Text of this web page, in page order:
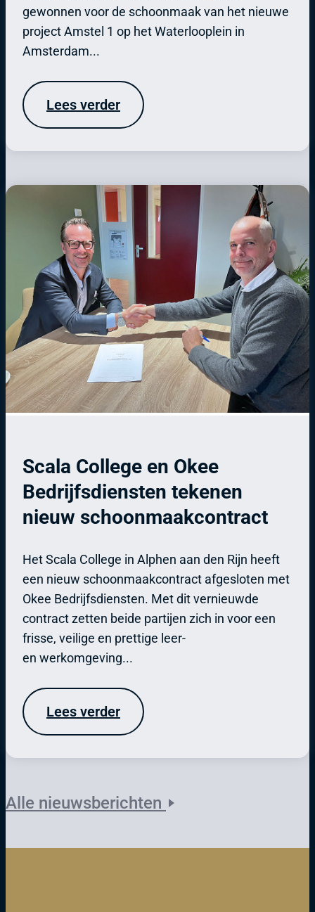
gewonnen voor de schoonmaak van het nieuwe
project Amstel 1 op het Waterlooplein in
Amsterdam...
Lees verder
Scala College en Okee
Bedrijfsdiensten tekenen
nieuw schoonmaakcontract
Het Scala College in Alphen aan den Rijn heeft
een nieuw schoonmaakcontract afgesloten met
Okee Bedrijfsdiensten. Met dit vernieuwde
contract zetten beide partijen zich in voor een
frisse, veilige en prettige leer-
en werkomgeving...
Lees verder
Alle nieuwsberichten